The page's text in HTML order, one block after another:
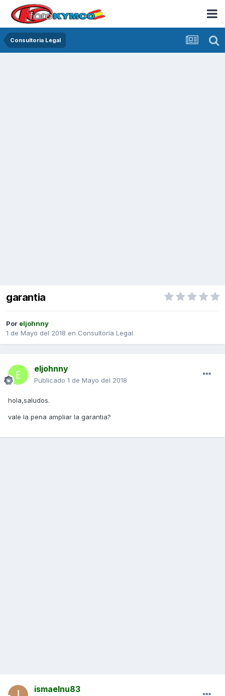
Consultoria Legal
garantia
Por eljohnny
1 de Mayo del 2018 en Consultoria Legal
eljohnny
Publicado 1 de Mayo del 2018
hola,saludos.
vale la pena ampliar la garantia?
ismaelnu83